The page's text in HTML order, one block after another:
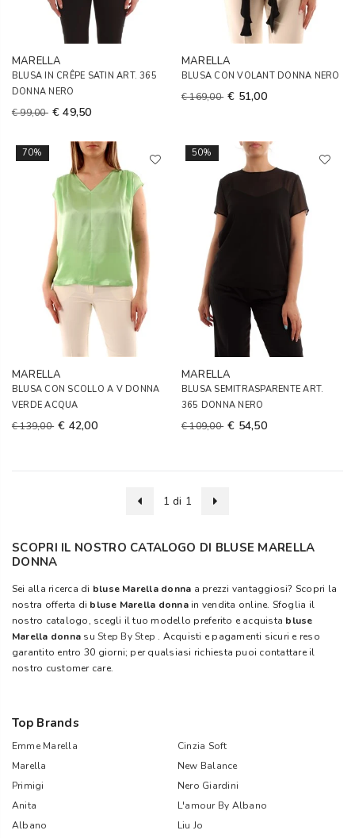
MARELLA
BLUSA IN CRÊPE SATIN ART. 365
DONNA NERO
€ 99,00 € 49,50
MARELLA
BLUSA CON VOLANT DONNA NERO
€ 169,00 € 51,00
70%
MARELLA
BLUSA CON SCOLLO A V DONNA
VERDE ACQUA
€ 139,00 € 42,00
50%
MARELLA
BLUSA SEMITRASPARENTE ART.
365 DONNA NERO
€ 109,00 € 54,50
1 di 1
SCOPRI IL NOSTRO CATALOGO DI BLUSE MARELLA
DONNA
Sei alla ricerca di bluse Marella donna a prezzi vantaggiosi? Scopri la
nostra offerta di bluse Marella donna in vendita online. Sfoglia il
nostro catalogo, scegli il tuo modello preferito e acquista bluse
Marella donna suStep By Step . Acquisti e pagamenti sicuri e reso
garantito entro 30 giorni; per qualsiasi richiesta puoi contattare il
nostro customer care.
Top Brands
Emme Marella
Cinzia Soft
Marella
New Balance
Primigi
Nero Giardini
Anita
L'amour By Albano
Albano
Liu Jo